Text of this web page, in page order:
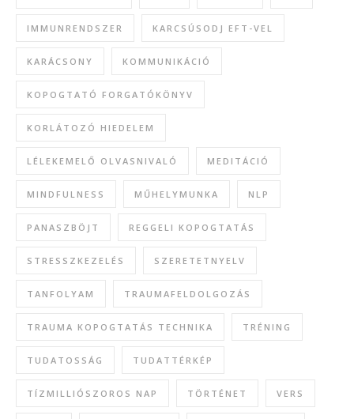
IMMUNRENDSZER KARCSÚSODJ EFT-VEL
KARÁCSONY KOMMUNIKÁCIÓ
KOPOGTATÓ FORGATÓKÖNYV
KORLÁTOZÓ HIEDELEM
LÉLEKEMELŐ OLVASNIVALÓ MEDITÁCIÓ
MINDFULNESS MŰHELYMUNKA NLP
PANASZBÖJT REGGELI KOPOGTATÁS
STRESSZKEZELÉS SZERETETNYELV
TANFOLYAM TRAUMAFELDOLGOZÁS
TRAUMA KOPOGTATÁS TECHNIKA TRÉNING
TUDATOSSÁG TUDATTÉRKÉP
TÍZMILLIÓSZOROS NAP TÖRTÉNET VERS